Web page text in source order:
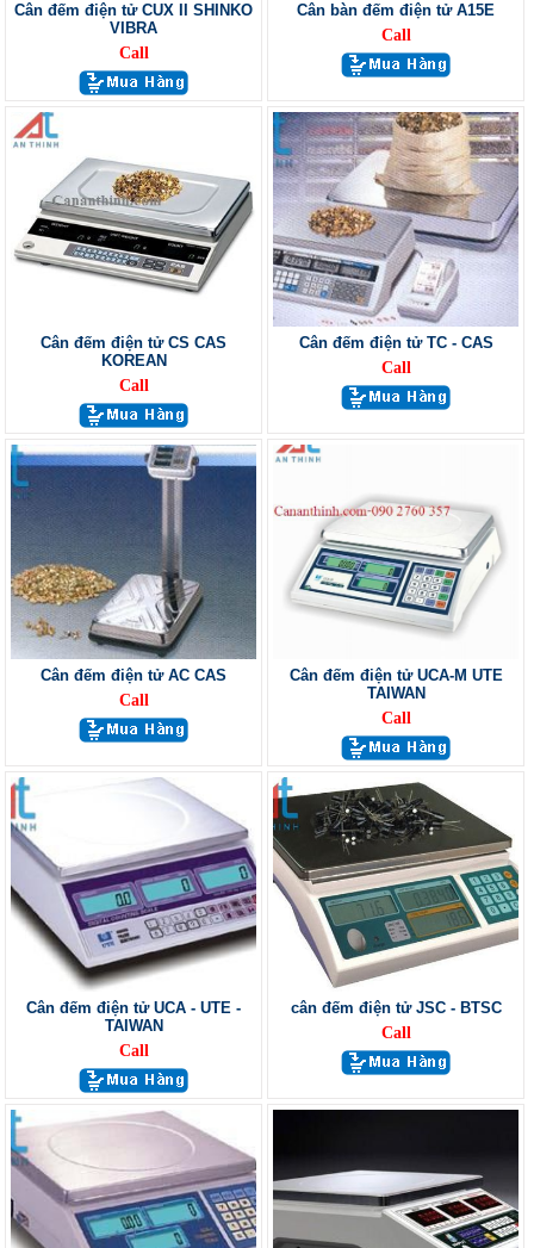
Cân đếm điện tử CUX II SHINKO
VIBRA
Call
Cân bàn đếm điện tử A15E
Call
Cân đếm điện tử CS CAS
KOREAN
Call
Cân đếm điện tử TC - CAS
Call
Cân đếm điện tử AC CAS
Call
Cân đếm điện tử UCA-M UTE
TAIWAN
Call
Cân đếm điện tử UCA - UTE -
TAIWAN
Call
cân đếm điện tử JSC - BTSC
Call